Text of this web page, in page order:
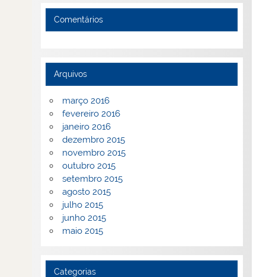
Comentários
Arquivos
março 2016
fevereiro 2016
janeiro 2016
dezembro 2015
novembro 2015
outubro 2015
setembro 2015
agosto 2015
julho 2015
junho 2015
maio 2015
Categorias